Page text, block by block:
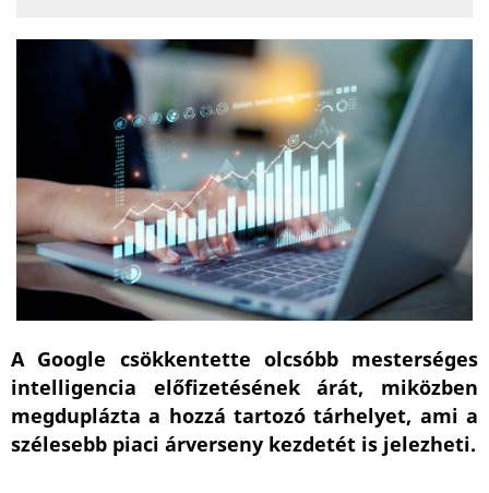
A Google csökkentette olcsóbb mesterséges
intelligencia előfizetésének árát, miközben
megduplázta a hozzá tartozó tárhelyet, ami a
szélesebb piaci árverseny kezdetét is jelezheti.